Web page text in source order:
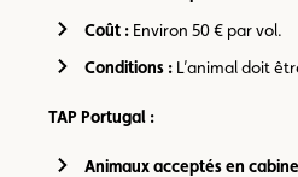
Coût : Environ 50 € par vol.
Conditions : L’animal doit
TAP Portugal :
Animaux acceptés en